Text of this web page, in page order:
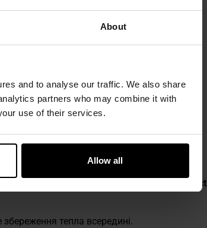
About
and to analyse our traffic. We also share
partners who may combine it with
use of their services.
Allow all
всю ніч,
інтенсивного використання.
Шар Thermoflect
збереження тепла всередині.